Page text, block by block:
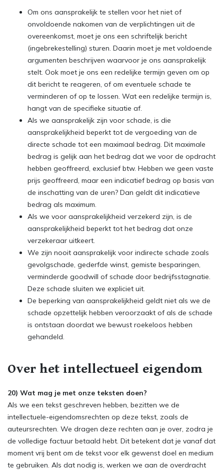
Om ons aansprakelijk te stellen voor het niet of
onvoldoende nakomen van de verplichtingen uit de
overeenkomst, moet je ons een schriftelijk bericht
(ingebrekestelling) sturen. Daarin moet je met voldoende
argumenten beschrijven waarvoor je ons aansprakelijk
stelt. Ook moet je ons een redelijke termijn geven om op
dit bericht te reageren, of om eventuele schade te
verminderen of op te lossen. Wat een redelijke termijn is,
hangt van de specifieke situatie af.
Als we aansprakelijk zijn voor schade, is die
aansprakelijkheid beperkt tot de vergoeding van de
directe schade tot een maximaal bedrag. Dit maximale
bedrag is gelijk aan het bedrag dat we voor de opdracht
hebben geoffreerd, exclusief btw. Hebben we geen vaste
prijs geoffreerd, maar een indicatief bedrag op basis van
de inschatting van de uren? Dan geldt dit indicatieve
bedrag als maximum.
Als we voor aansprakelijkheid verzekerd zijn, is de
aansprakelijkheid beperkt tot het bedrag dat onze
verzekeraar uitkeert.
We zijn nooit aansprakelijk voor indirecte schade zoals
gevolgschade, gederfde winst, gemiste besparingen,
verminderde goodwill of schade door bedrijfsstagnatie.
Deze schade sluiten we expliciet uit.
De beperking van aansprakelijkheid geldt niet als we de
schade opzettelijk hebben veroorzaakt of als de schade
is ontstaan doordat we bewust roekeloos hebben
gehandeld.
Over het intellectueel eigendom
20) Wat mag je met onze teksten doen?
Als we een tekst geschreven hebben, bezitten we de
intellectuele-eigendomsrechten op deze tekst, zoals de
auteursrechten. We dragen deze rechten aan je over, zodra je
de volledige factuur betaald hebt. Dit betekent dat je vanaf dat
moment vrij bent om de tekst voor elk gewenst doel en medium
te gebruiken. Als dat nodig is, werken we aan de overdracht